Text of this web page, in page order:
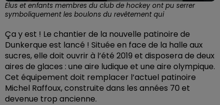
Elus et enfants membres du club de hockey ont pu serrer
symboliquement les boulons du revêtement qui
Ça y est ! Le chantier de la nouvelle patinoire de
Dunkerque est lancé ! Située en face de la halle aux
sucres, elle doit ouvrir à l’été 2019 et disposera de deux
aires de glaces : une aire ludique et une aire olympique.
Cet équipement doit remplacer l’actuel patinoire
Michel Raffoux, construite dans les années 70 et
devenue trop ancienne.